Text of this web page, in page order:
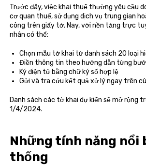
Trước đây, việc khai thuế thường yêu cầu
cơ quan thuế, sử dụng dịch vụ trung gian
công trên giấy tờ. Nay, với nền tảng trực
nhân có thể:
Chọn mẫu tờ khai từ danh sách 20 loại
Điền thông tin theo hướng dẫn từng
Ký điện tử bằng chữ ký số hợp lệ
Gửi và tra cứu kết quả xử lý ngay trên
Danh sách các tờ khai dự kiến sẽ mở rộng
1/4/2024.
Những tính năng nổi
thống